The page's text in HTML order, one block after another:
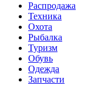
Распродажа
Техника
Охота
Рыбалка
Туризм
Обувь
Одежда
Запчасти